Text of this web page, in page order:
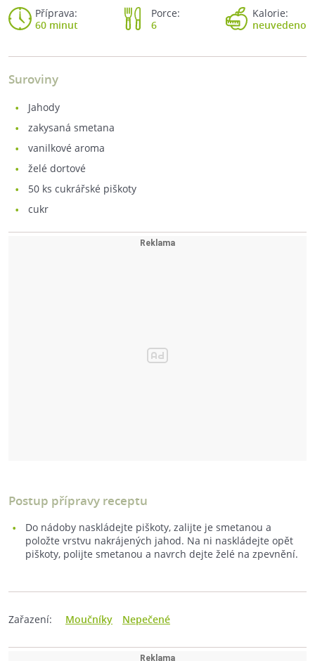
Příprava:
60 minut
Porce:
6
Kalorie:
neuvedeno
Suroviny
jahody
zakysaná smetana
vanilkové aroma
želé dortové
50 ks cukrářské piškoty
cukr
Postup přípravy receptu
Do nádoby naskládejte piškoty, zalijte je smetanou a
položte vrstvu nakrájených jahod. Na ni naskládejte opět
piškoty, polijte smetanou a navrch dejte želé na zpevnění.
Zařazení: Moučníky Nepečené